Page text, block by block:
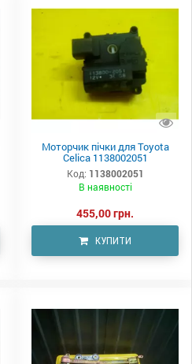
Моторчик пічки для Toyota
Celica 1138002051
Код: 1138002051
В наявності
455,00 грн.
КУПИТИ